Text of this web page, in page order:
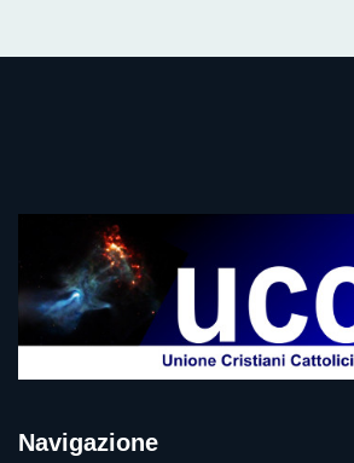
Navigazione